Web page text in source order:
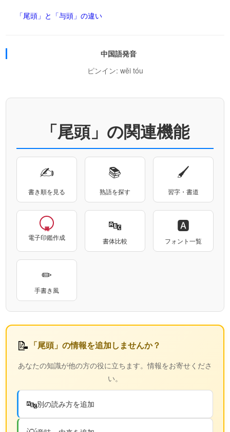
「尾頭」と「与頭」の違い
中国語発音
ピンイン: wěi tóu
「尾頭」の関連機能
✍
書き順を見る
📚
熟語を探す
🖌
習字・書道
電子印鑑作成
🔤
書体比較
🅰
フォント一覧
✏
手書き風
📝 「尾頭」の情報を追加しませんか？
あなたの知識が他の方の役に立ちます。情報をお寄せくださ
い。
🔤別の読み方を追加